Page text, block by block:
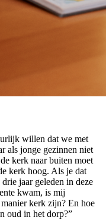
willen dat we met
als jonge gezinnen niet
kerk naar buiten moet
kerk hoog. Als je dat
jaar geleden in deze
kwam, is mij
kerk zijn? En hoe
oud in het dorp?”